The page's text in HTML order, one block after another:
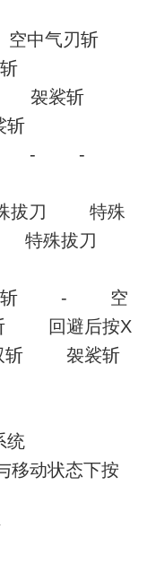
气刃斩
袈裟斩
斩 - - -
拔刀 特殊
特殊拔刀
刃斩 - 空
斩 回避后按X
双斩 袈裟斩
动状态下按